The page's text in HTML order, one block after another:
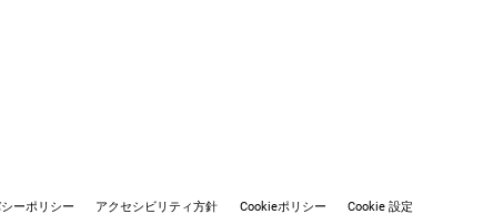
ーポリシー アクセシビリティ方針 Cookieポリシー Cookie 設定